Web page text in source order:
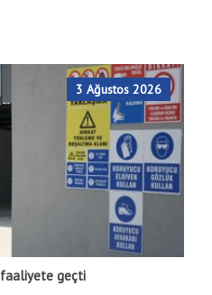
3 Ağustos 2026
faaliyete geçti